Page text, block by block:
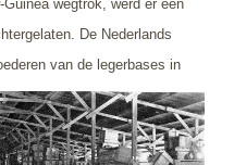
wegtrok, werd er een
De Nederlands
van de legerbases in